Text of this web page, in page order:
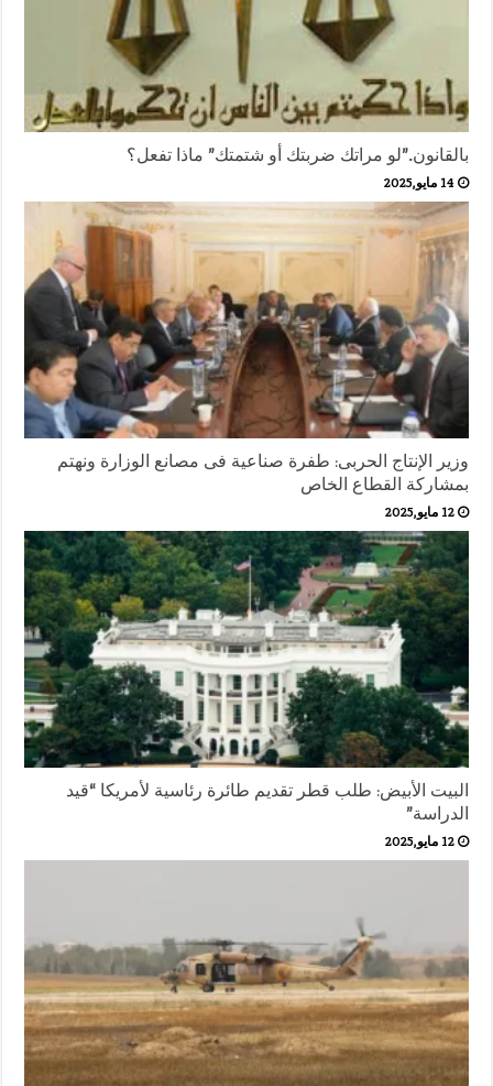
بالقانون..”لو مراتك ضربتك أو شتمتك” ماذا تفعل؟
14 مايو,2025
وزير الإنتاج الحربى: طفرة صناعية فى مصانع الوزارة ونهتم
بمشاركة القطاع الخاص
12 مايو,2025
البيت الأبيض: طلب قطر تقديم طائرة رئاسية لأمريكا “قيد
الدراسة”
12 مايو,2025